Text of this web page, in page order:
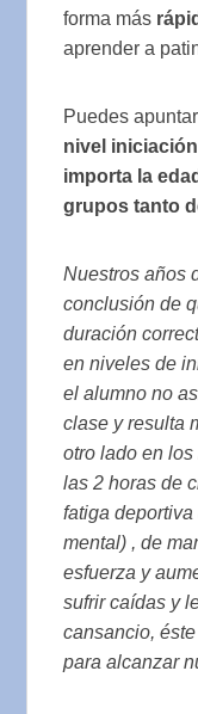
forma más
aprender a
Puedes
nivel
importa la
grupos tanto
Nuestros años
conclusión de
duración
en niveles de
el alumno no
clase y resulta
otro lado en
las 2 horas de
fatiga
mental) , de
esfuerza y
sufrir caídas y
cansancio,
para alcanzar